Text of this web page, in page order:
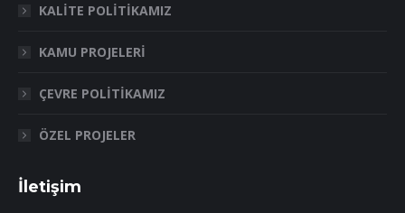
KALİTE POLİTİKAMIZ
KAMU PROJELERİ
ÇEVRE POLİTİKAMIZ
ÖZEL PROJELER
İletişim